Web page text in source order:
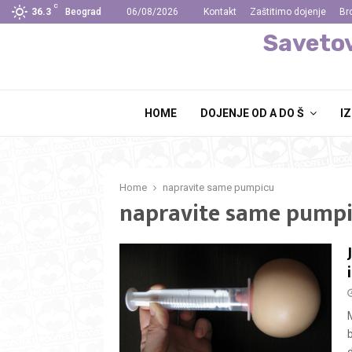
36.3
C
Beograd 06/08/2026 Kontakt Zaštitimo dojenje
10 koraka do uspešnog dojenja
HOME DOJENJE OD A DO Š
Home napravite same pumpicu
napravite same